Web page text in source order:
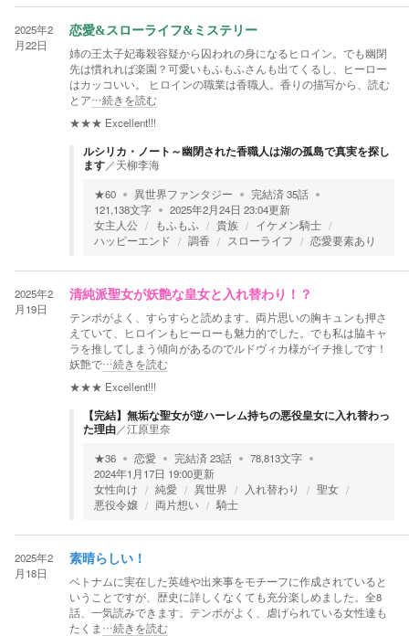
2025年2
月22日
恋愛&スローライフ&ミステリー
姉の王太子妃毒殺容疑から囚われの身になるヒロイン。でも幽閉
先は慣れれば楽園？可愛いもふもふさんも出てくるし、ヒーロー
はカッコいい。 ヒロインの職業は香職人。香りの描写から、読む
とア…続きを読む
★★★ Excellent!!!
ルシリカ・ノート～幽閉された香職人は湖の孤島で真実を探し
ます／天柳李海
★60 異世界ファンタジー 完結済35話
121,138文字 2025年2月24日 23:04更新
女主人公
もふもふ 貴族
イケメン騎士
ハッピーエンド
調香 スローライフ 恋愛要素あり
2025年2
月19日
清純派聖女が妖艶な皇女と入れ替わり！？
テンポがよく、すらすらと読めます。両片思いの胸キュンも押さ
えていて、ヒロインもヒーローも魅力的でした。でも私は脇キャ
ラを推してしまう傾向があるのでルドヴィカ様がイチ推しです！
妖艶で…続きを読む
★★★ Excellent!!!
【完結】無垢な聖女が逆ハーレム持ちの悪役皇女に入れ替わっ
た理由／江原里奈
★36 恋愛 完結済23話 78,813文字
2024年1月17日 19:00更新
女性向け
純愛 異世界 入れ替わり
聖女
悪役令嬢
両片想い 騎士
2025年2
月18日
素晴らしい！
ベトナムに実在した英雄や出来事をモチーフに作成されていると
いうことですが、歴史に詳しくなくても充分楽しめました。全8
話、一気読みできます。テンポがよく、虐げられている女性達も
たくま …続きを読む